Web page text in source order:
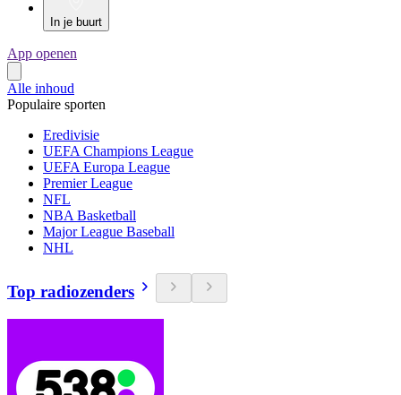
In je buurt
App openen
Alle inhoud
Populaire sporten
Eredivisie
UEFA Champions League
UEFA Europa League
Premier League
NFL
NBA Basketball
Major League Baseball
NHL
Top radiozenders